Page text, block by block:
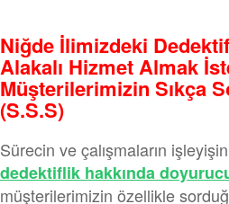
Niğde İlimizdeki
Alakalı Hizmet Almak
Müşterilerimizin Sıkça
(S.S.S)
Sürecin ve çalışmaların
dedektiflik hakkında
müşterilerimizin özellikle